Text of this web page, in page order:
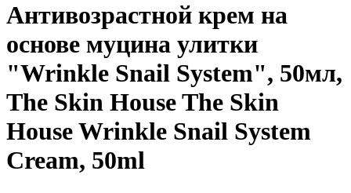
Антивозрастной крем на
основе муцина улитки
"Wrinkle Snail System", 50мл,
The Skin House The Skin
House Wrinkle Snail System
Cream, 50ml